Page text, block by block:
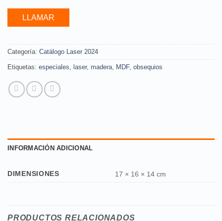
LLAMAR
Categoría: Catálogo Laser 2024
Etiquetas: especiales, laser, madera, MDF, obsequios
INFORMACIÓN ADICIONAL
DIMENSIONES 17 × 16 × 14 cm
PRODUCTOS RELACIONADOS